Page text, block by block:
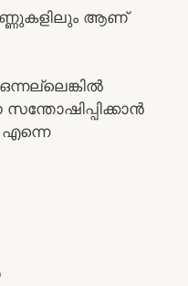
ആണ്